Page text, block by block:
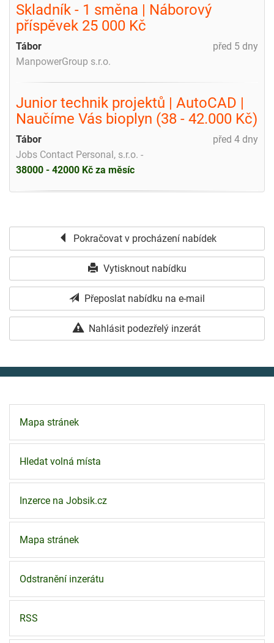
Skladník - 1 směna | Náborový
příspěvek 25 000 Kč
před 5 dny
Tábor
ManpowerGroup s.r.o.
Junior technik projektů | AutoCAD |
Naučíme Vás bioplyn (38 - 42.000 Kč)
před 4 dny
Tábor
Jobs Contact Personal, s.r.o. -
38000 - 42000 Kč za měsíc
Pokračovat v procházení nabídek
Vytisknout nabídku
Přeposlat nabídku na e-mail
Nahlásit podezřelý inzerát
Mapa stránek
Hledat volná místa
Inzerce na Jobsik.cz
Mapa stránek
Odstranění inzerátu
RSS